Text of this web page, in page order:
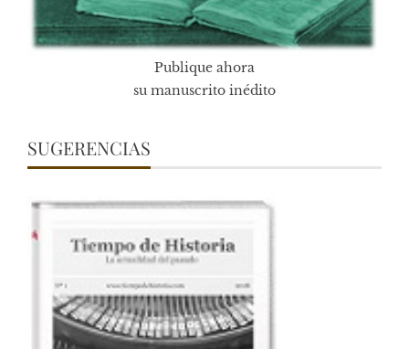
Publique ahora
su manuscrito inédito
SUGERENCIAS